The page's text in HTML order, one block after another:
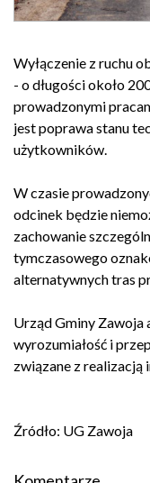
Wyłączenie z ruchu
- o długości około
prowadzonymi
jest poprawa stanu
użytkowników.
W czasie
odcinek będzie
zachowanie
tymczasowego
alternatywnych tras
Urząd Gminy Zawoja
wyrozumiałość i
związane z realizacją
Źródło: UG Zawoja